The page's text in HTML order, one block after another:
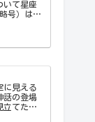
いて星座
号）は、
に見える
話の登場
立てたも